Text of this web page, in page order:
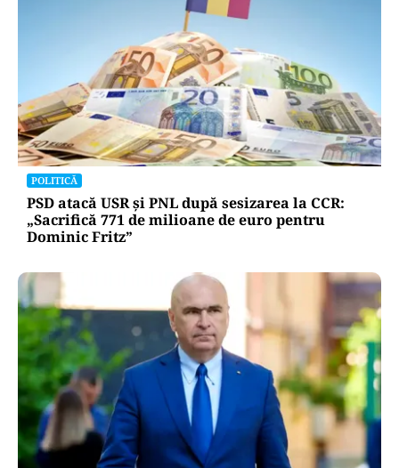
POLITICĂ
PSD atacă USR și PNL după sesizarea la CCR:
„Sacrifică 771 de milioane de euro pentru
Dominic Fritz”